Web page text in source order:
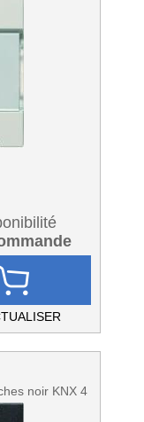
noir KNX 4